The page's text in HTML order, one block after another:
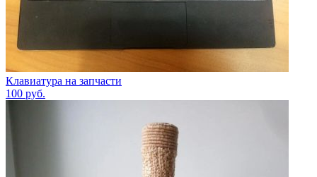
Клавиатура на запчасти
100 руб.